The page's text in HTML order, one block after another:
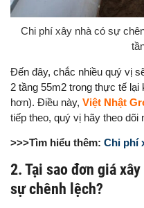
Chi phí xây nhà có sự
Đến đây, chắc nhiều quý vị
2 tầng 55m2 trong thực tế
hơn). Điều này, Việt Nhật
tiếp theo, quý vị hãy theo dõi
>>>Tìm hiểu thêm: Chi phí
2. Tại sao đơn giá
sự chênh lệch?